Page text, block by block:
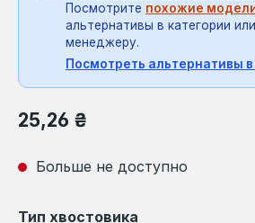
Посмотрите похожие
альтернативы в категории
менеджеру.
Посмотреть альтернативы
Обычная цена:
25,26 ₴
Больше не доступно
Выберите
Тип хвостовика